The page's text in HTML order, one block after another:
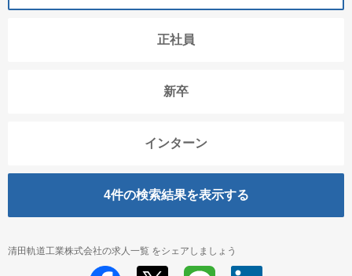
正社員
新卒
インターン
4件の検索結果を表示する
清田軌道工業株式会社の求人一覧 をシェアしましょう